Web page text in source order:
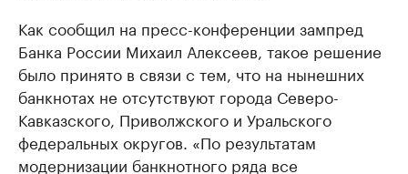
Как сообщил на пресс-конференции зампред
Банка России Михаил Алексеев, такое решение
было принято в связи с тем, что на нынешних
банкнотах не отсутствуют города Северо-
Кавказского, Приволжского и Уральского
федеральных округов. «По результатам
модернизации банкнотного ряда все